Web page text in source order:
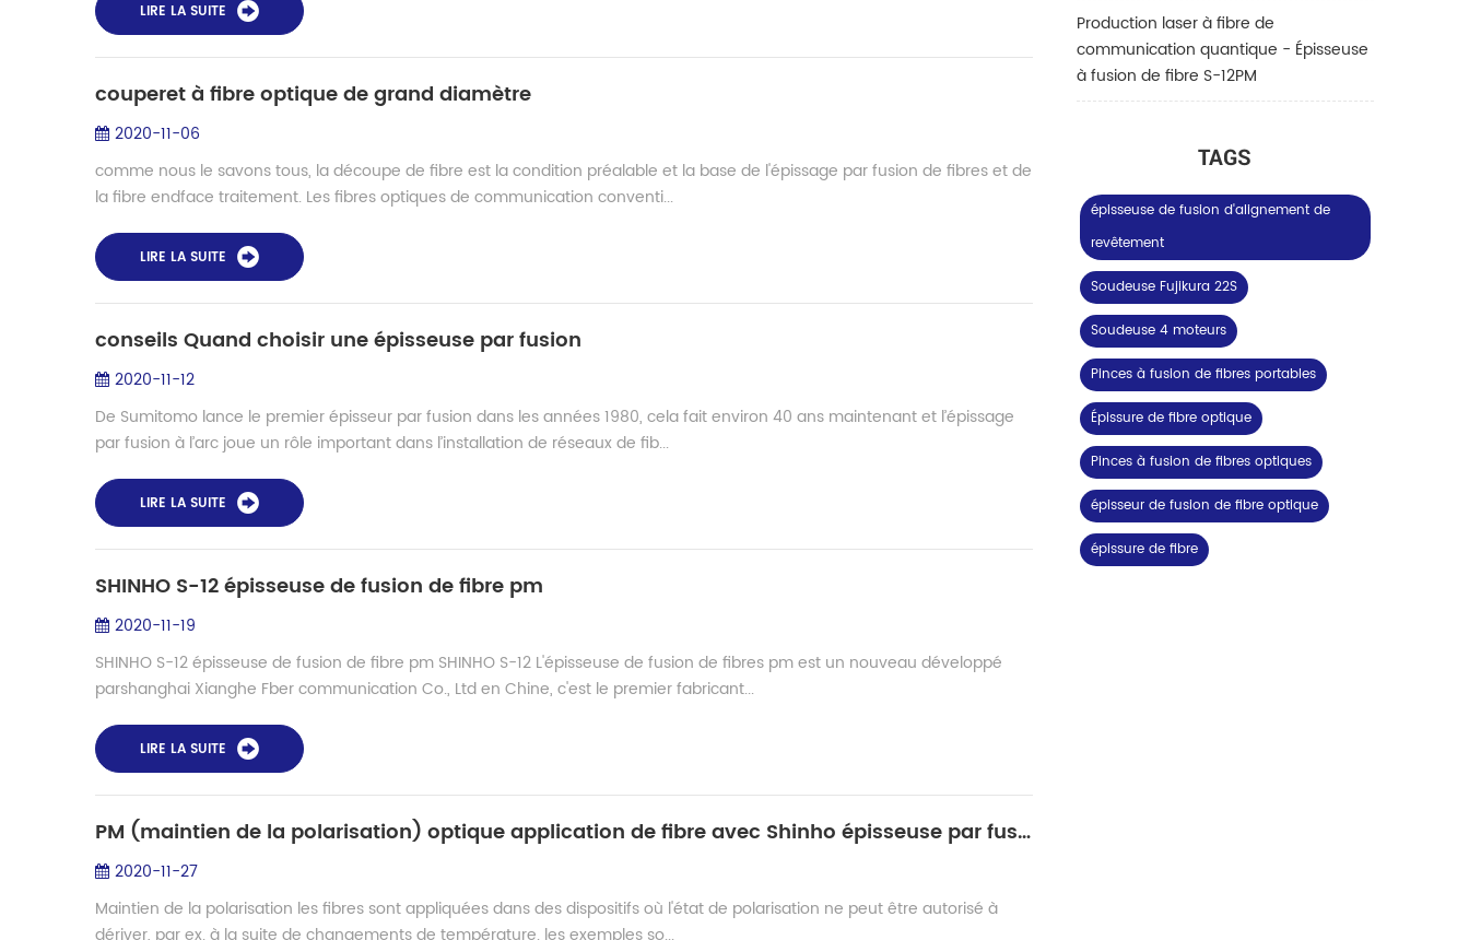
Production laser à fibre de
communication quantique - Épisseuse
à fusion de fibre S-12PM
TAGS
épisseuse de fusion d'alignement de
revêtement
Soudeuse Fujikura 22S
Soudeuse 4 moteurs
Pinces à fusion de fibres portables
Épissure de fibre optique
Pinces à fusion de fibres optiques
épisseur de fusion de fibre optique
épissure de fibre
LIRE LA SUITE
couperet à fibre optique de grand diamètre
2020-11-06
comme nous le savons tous, la découpe de fibre est la condition préalable et la base de l'épissage par fusion de fibres et de
la fibre endface traitement. Les fibres optiques de communication conventi...
LIRE LA SUITE
conseils Quand choisir une épisseuse par fusion
2020-11-12
De Sumitomo lance le premier épisseur par fusion dans les années 1980, cela fait environ 40 ans maintenant et l’épissage
par fusion à l’arc joue un rôle important dans l’installation de réseaux de fib...
LIRE LA SUITE
SHINHO S-12 épisseuse de fusion de fibre pm
2020-11-19
SHINHO S-12 épisseuse de fusion de fibre pm SHINHO S-12 L'épisseuse de fusion de fibres pm est un nouveau développé
parshanghai Xianghe Fber communication Co., Ltd en Chine, c'est le premier fabricant...
LIRE LA SUITE
PM (maintien de la polarisation) optique application de fibre avec Shinho épisseuse par fusion
2020-11-27
Maintien de la polarisation les fibres sont appliquées dans des dispositifs où l'état de polarisation ne peut être autorisé à